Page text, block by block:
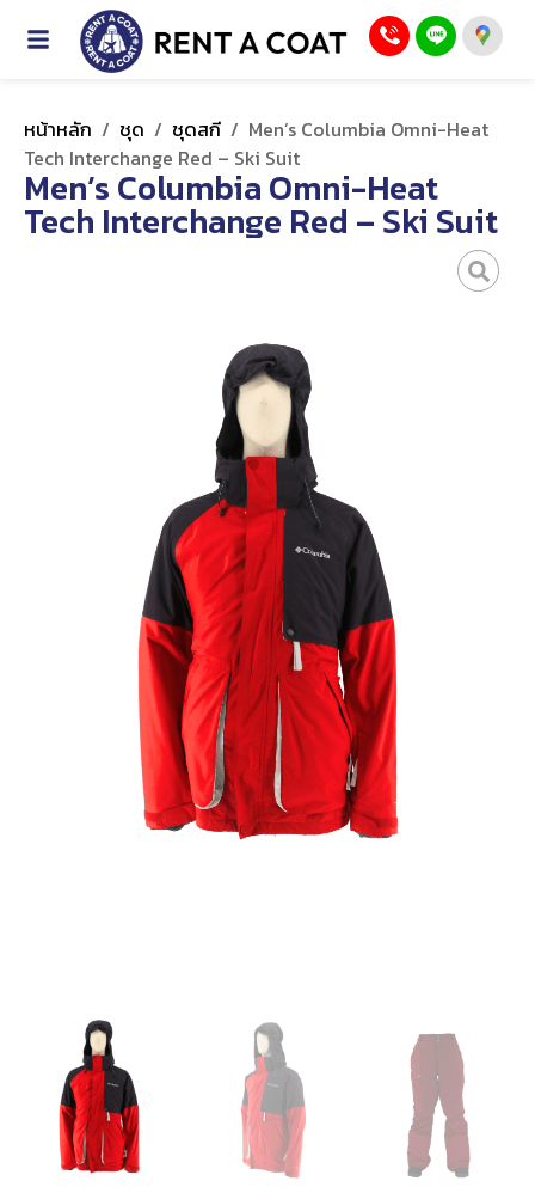
หน้าหลัก / ชุด / ชุดสกี / Men’s Columbia Omni-Heat
Tech Interchange Red – Ski Suit
Men’s Columbia Omni-Heat
Tech Interchange Red – Ski Suit